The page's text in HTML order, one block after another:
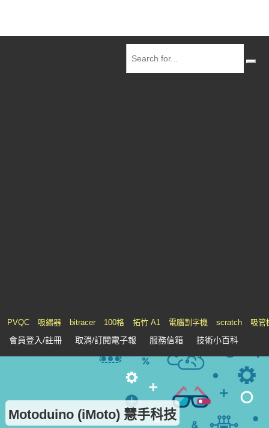
PVQC 吸錫器 bitracer 100格 拓竹 A1 電腦割字機 scratch 吸管
會員登入/註冊 取消/訂閱電子報 服務信箱 技術小百科
Motoduino (iMoto) 慧手科技